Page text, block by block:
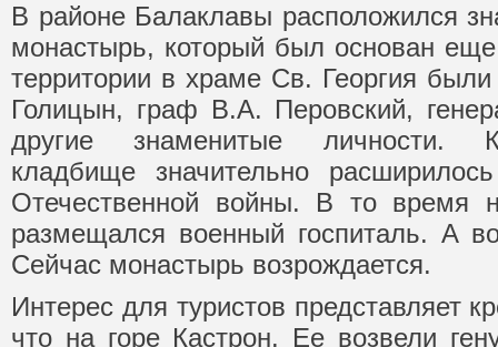
В районе Балаклавы расположился
монастырь, который был основан
территории в храме Св. Георгия
Голицын, граф В.А. Перовский,
другие знаменитые личности.
кладбище значительно
Отечественной войны. В то время
размещался военный госпиталь. А
Сейчас монастырь возрождается.
Интерес для туристов представляет
что на горе Кастрон. Ее возвели